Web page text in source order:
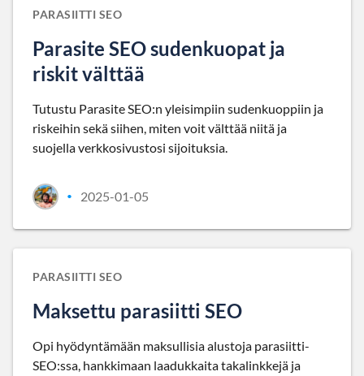
PARASIITTI SEO
Parasite SEO sudenkuopat ja
riskit välttää
Tutustu Parasite SEO:n yleisimpiin sudenkuoppiin ja
riskeihin sekä siihen, miten voit välttää niitä ja
suojella verkkosivustosi sijoituksia.
• 2025-01-05
PARASIITTI SEO
Maksettu parasiitti SEO
Opi hyödyntämään maksullisia alustoja parasiitti-
SEO:ssa, hankkimaan laadukkaita takalinkkejä ja